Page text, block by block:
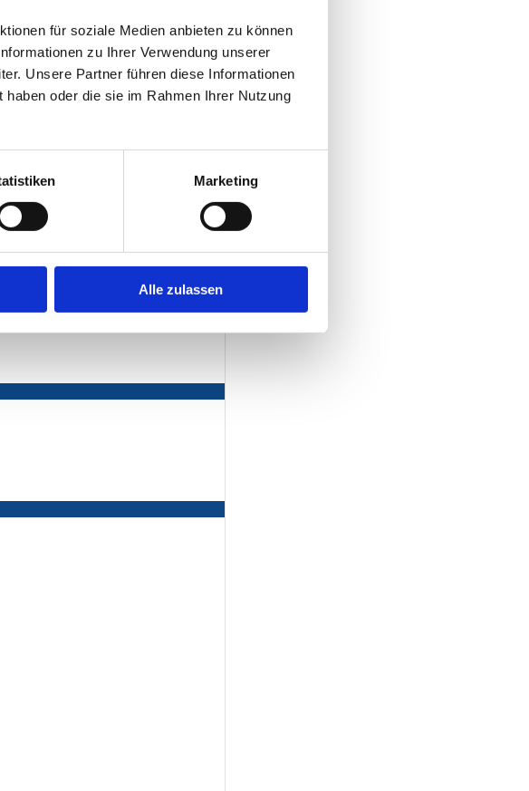
für soziale Medien anbieten zu können
zu Ihrer Verwendung unserer
Unsere Partner führen diese Informationen
oder die sie im Rahmen Ihrer Nutzung
Marketing
Alle zulassen